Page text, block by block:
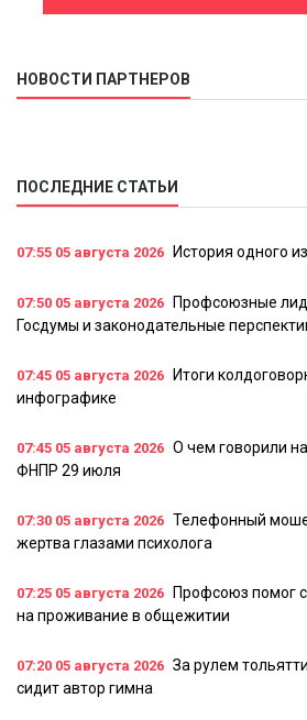
НОВОСТИ ПАРТНЕРОВ
ПОСЛЕДНИЕ СТАТЬИ
07:55 05 августа 2026 История одного
07:50 05 августа 2026
Профсоюзные
Госдумы и законодательные
07:45 05 августа 2026
Итоги
инфографике
07:45 05 августа 2026 О чем говорили
ФНПР 29 июля
07:30 05 августа 2026 Телефонный
жертва глазами психолога
07:25 05 августа 2026
Профсоюз помог
на проживание в общежитии
07:20 05 августа 2026 За рулем
сидит автор гимна